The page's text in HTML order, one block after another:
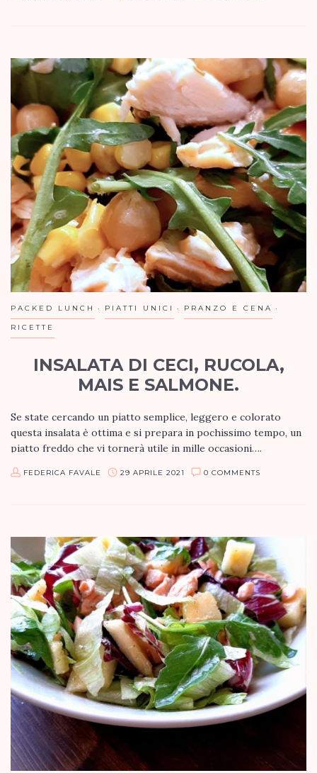
PACKED LUNCH PIATTI UNICI PRANZO E CENA
RICETTE
INSALATA DI CECI, RUCOLA,
MAIS E SALMONE.
Se state cercando un piatto semplice, leggero e colorato
questa insalata è ottima e si prepara in pochissimo tempo, un
piatto freddo che vi tornerà utile in mille occasioni….
FEDERICA FAVALE 29 APRILE 2021 0 COMMENTS